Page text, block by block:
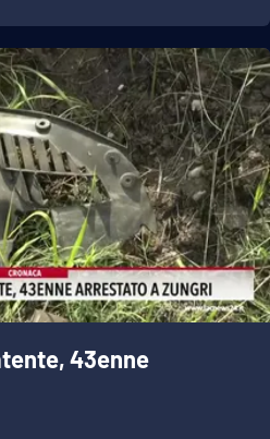
43enne